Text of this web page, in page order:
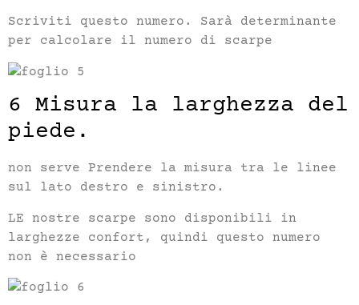
Scriviti questo numero. Sarà determinante
per calcolare il numero di scarpe
6 Misura la larghezza del
piede.
non serve Prendere la misura tra le linee
sul lato destro e sinistro.
LE nostre scarpe sono disponibili in
larghezze confort, quindi questo numero
non è necessario